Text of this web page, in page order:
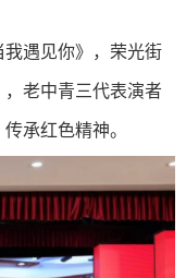
遇见你》，荣光街
老中青三代表演者
承红色精神。